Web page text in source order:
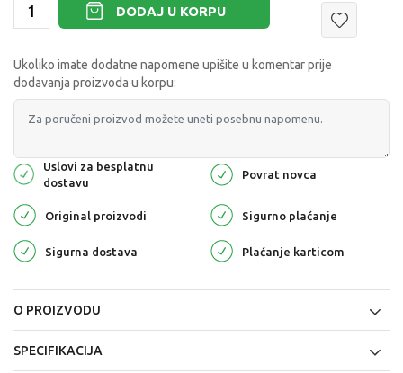
DODAJ U KORPU
Ukoliko imate dodatne napomene upišite u komentar prije
dodavanja proizvoda u korpu:
Uslovi za besplatnu
dostavu
Povrat novca
Original proizvodi Sigurno plaćanje
Sigurna dostava Plaćanje karticom
O PROIZVODU
SPECIFIKACIJA